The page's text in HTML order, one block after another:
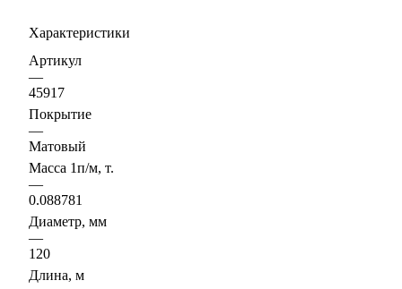
Характеристики
Артикул
—
45917
Покрытие
—
Матовый
Масса 1п/м, т.
—
0.088781
Диаметр, мм
—
120
Длина, м